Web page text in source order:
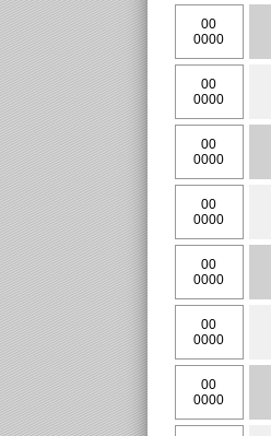
00
0000
00
0000
00
0000
00
0000
00
0000
00
0000
00
0000